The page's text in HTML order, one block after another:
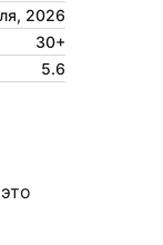
2026
30+
5.6